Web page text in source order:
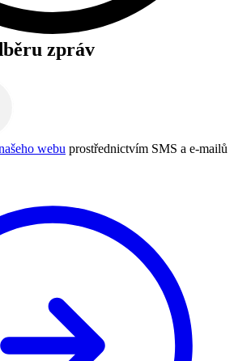
zpráv
webu prostřednictvím SMS a e-mailů